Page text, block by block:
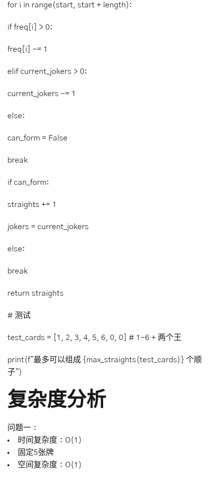
for i in range(start, start + length):
if freq[i] > 0:
freq[i] -= 1
elif current_jokers > 0:
current_jokers -= 1
else:
can_form = False
break
if can_form:
straights += 1
jokers = current_jokers
else:
break
return straights
# 测试
test_cards = [1, 2, 3, 4, 5, 6, 0, 0] # 1-6 + 两个王
print(f"最多可以组成 {max_straights(test_cards)} 个顺
子")
复杂度分析
问题一 ：
时间复杂度：O(1)
固定5张牌
空间复杂度：O(1)